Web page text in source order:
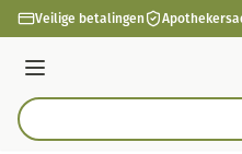
Ga naar de inhoud
Veilige betalingen
Menu
Product, merk, categorie...